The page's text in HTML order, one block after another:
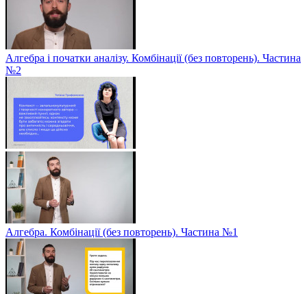
Алгебра і початки аналізу. Комбінації (без повторень). Частина
№2
Алгебра. Комбінації (без повторень). Частина №1